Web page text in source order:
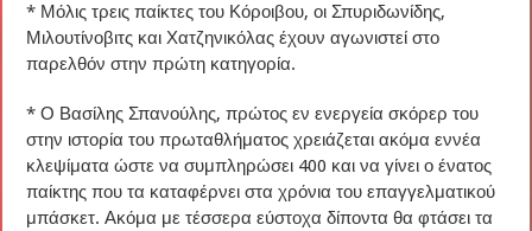
* Μόλις τρεις παίκτες του Κόροιβου, οι Σπυριδωνίδης,
Μιλουτίνοβιτς και Χατζηνικόλας έχουν αγωνιστεί στο
παρελθόν στην πρώτη κατηγορία.
* Ο Βασίλης Σπανούλης, πρώτος εν ενεργεία σκόρερ του
στην ιστορία του πρωταθλήματος χρειάζεται ακόμα εννέα
κλεψίματα ώστε να συμπληρώσει 400 και να γίνει ο ένατος
παίκτης που τα καταφέρνει στα χρόνια του επαγγελματικού
μπάσκετ. Ακόμα με τέσσερα εύστοχα δίποντα θα φτάσει τα